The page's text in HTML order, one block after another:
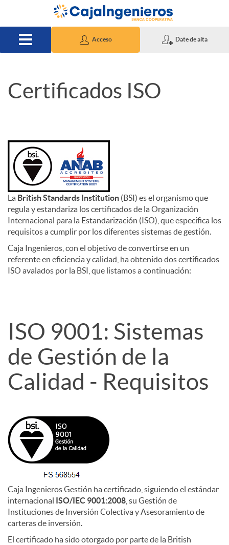
Saltar al contenido principal
Acceso Date de alta
C
r
t
i
f
c
a
d
o
s
I
S
Certificados ISO
La British Standards Institution (BSI) es el organismo que
regula y estandariza los certificados de la Organización
Internacional para la Estandarización (ISO), que especifica los
requisitos a cumplir por los diferentes sistemas de gestión.
Caja Ingenieros, con el objetivo de convertirse en un
referente en eficiencia y calidad, ha obtenido dos certificados
ISO avalados por la BSI, que listamos a continuación:
ISO 9001: Sistemas
de Gestión de la
Calidad - Requisitos
Caja Ingenieros Gestión ha certificado, siguiendo el estándar
internacional ISO/IEC 9001:2008 , su Gestión de
Instituciones de Inversión Colectiva y Asesoramiento de
carteras de inversión.
El certificado ha sido otorgado por parte de la British